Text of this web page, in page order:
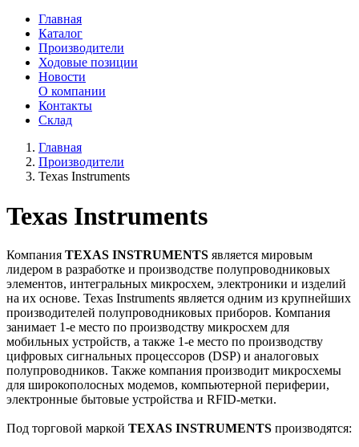
Главная
Каталог
Производители
Ходовые позиции
Новости
О компании
Контакты
Склад
Главная
Производители
Texas Instruments
Texas Instruments
Компания TEXAS INSTRUMENTS является мировым
лидером в разработке и производстве полупроводниковых
элементов, интегральных микросхем, электроники и изделий
на их основе. Texas Instruments является одним из крупнейших
производителей полупроводниковых приборов. Компания
занимает 1-е место по производству микросхем для
мобильных устройств, а также 1-е место по производству
цифровых сигнальных процессоров (DSP) и аналоговых
полупроводников. Также компания производит микросхемы
для широкополосных модемов, компьютерной периферии,
электронные бытовые устройства и RFID-метки.
Под торговой маркой TEXAS INSTRUMENTS производятся: